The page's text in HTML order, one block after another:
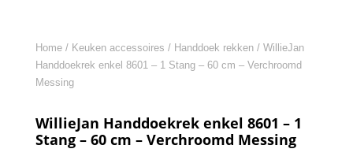
Home/ Keuken accessoires / Handdoek rekken/ WillieJan
Handdoekrek enkel 8601 – 1 Stang – 60 cm – Verchroomd
Messing
WillieJan Handdoekrek enkel 8601 – 1
Stang – 60 cm – Verchroomd Messing